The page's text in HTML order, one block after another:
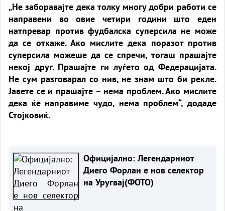
„Не заборавајте дека толку многу добри работи се
направени во овие четири години што еден
натпревар против фудбалска суперсила не може
да се откаже. Ако мислите дека поразот против
суперсила можеше да се спречи, тогаш прашајте
некој друг. Прашајте ги луѓето од Федерацијата.
Не сум разговарал со нив, не знам што би рекле.
Јавете се и прашајте – нема проблем. Ако мислите
дека ќе направиме чудо, нема проблем“, додаде
Стојковиќ.
Официјално: Легендарниот
Диего Форлан е нов селектор
на Уругвај(ФОТО)